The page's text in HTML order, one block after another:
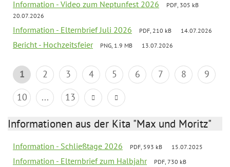
Information - Video zum Neptunfest 2026
PDF, 305 kB
20.07.2026
Information - Elternbrief Juli 2026 PDF, 210 kB 14.07.2026
Bericht - Hochzeitsfeier PNG, 1.9 MB 13.07.2026
1 2 3 4 5 6 7 8
9
10
... 13
Informationen aus der Kita "Max und Moritz"
Information - Schließtage 2026 PDF, 593 kB 15.07.2025
Information - Elternbrief zum Halbjahr
PDF, 730 kB